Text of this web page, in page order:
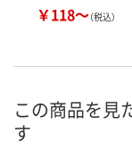
￥118～（税込）
この商品を見
す